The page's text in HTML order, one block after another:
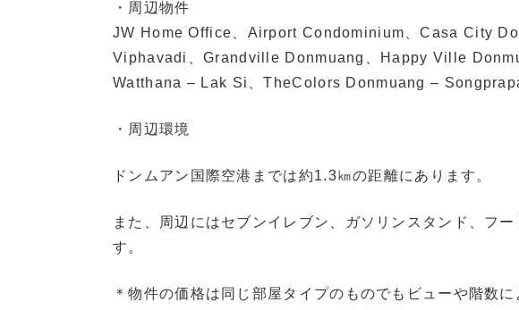
・周辺物件
JW Home Office、Airport Condominium、Casa City
Viphavadi、Grandville Donmuang、Happy Ville
Watthana – Lak Si、TheColors Donmuang – Songprapa
・周辺環境
ドンムアン国際空港までは約1.3㎞の距離にあります。
また、周辺にはセブンイレブン、ガソリンスタンド、フ
す。
＊物件の価格は同じ部屋タイプのものでもビューや階数